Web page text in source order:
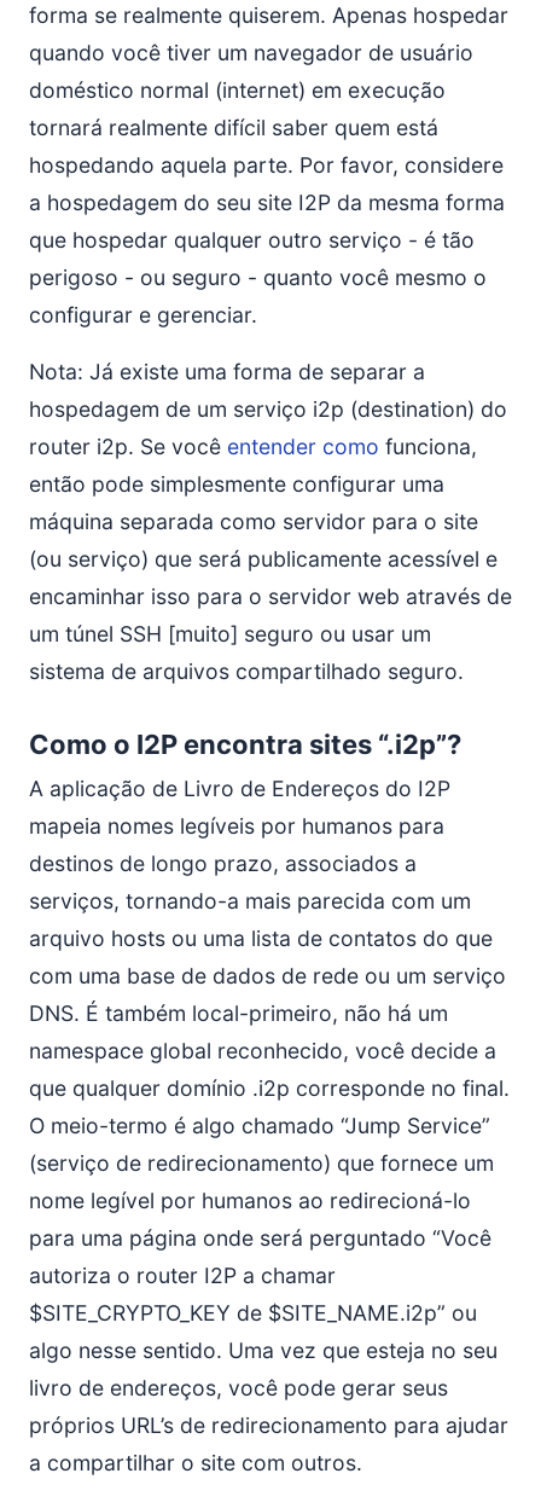
forma se realmente quiserem. Apenas hospedar
quando você tiver um navegador de usuário
doméstico normal (internet) em execução
tornará realmente difícil saber quem está
hospedando aquela parte. Por favor, considere
a hospedagem do seu site I2P da mesma forma
que hospedar qualquer outro serviço - é tão
perigoso - ou seguro - quanto você mesmo o
configurar e gerenciar.
Nota: Já existe uma forma de separar a
hospedagem de um serviço i2p (destination) do
router i2p. Se você entender como funciona,
então pode simplesmente configurar uma
máquina separada como servidor para o site
(ou serviço) que será publicamente acessível e
encaminhar isso para o servidor web através de
um túnel SSH [muito] seguro ou usar um
sistema de arquivos compartilhado seguro.
Como o I2P encontra sites “.i2p”?
A aplicação de Livro de Endereços do I2P
mapeia nomes legíveis por humanos para
destinos de longo prazo, associados a
serviços, tornando-a mais parecida com um
arquivo hosts ou uma lista de contatos do que
com uma base de dados de rede ou um serviço
DNS. É também local-primeiro, não há um
namespace global reconhecido, você decide a
que qualquer domínio .i2p corresponde no final.
O meio-termo é algo chamado “Jump Service”
(serviço de redirecionamento) que fornece um
nome legível por humanos ao redirecioná-lo
para uma página onde será perguntado “Você
autoriza o router I2P a chamar
$SITE_CRYPTO_KEY de $SITE_NAME.i2p” ou
algo nesse sentido. Uma vez que esteja no seu
livro de endereços, você pode gerar seus
próprios URL’s de redirecionamento para ajudar
a compartilhar o site com outros.